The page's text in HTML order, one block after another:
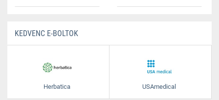
KEDVENC E-BOLTOK
Herbatica USAmedical